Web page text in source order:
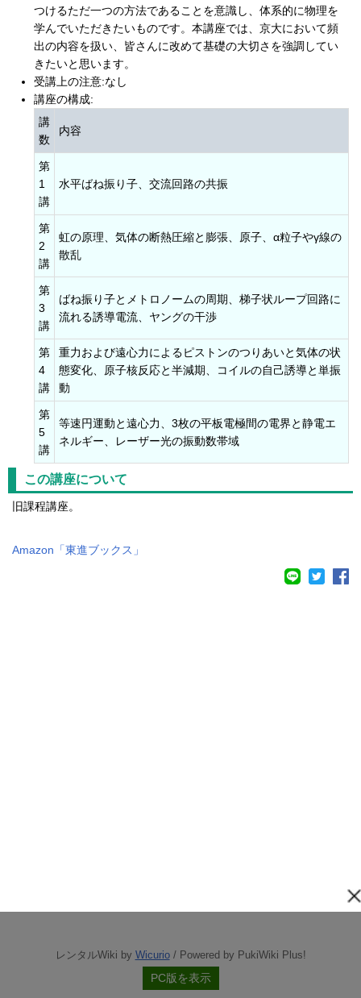
つけるただ一つの方法であることを意識し、体系的に物理を
学んでいただきたいものです。本講座では、京大において頻
出の内容を扱い、皆さんに改めて基礎の大切さを強調してい
きたいと思います。
受講上の注意:なし
講座の構成:
講
数
内容
第
1
講
水平ばね振り子、交流回路の共振
第
2
講
虹の原理、気体の断熱圧縮と膨張、原子、α粒子やγ線の
散乱
第
3
講
ばね振り子とメトロノームの周期、梯子状ループ回路に
流れる誘導電流、ヤングの干渉
第
4
講
重力および遠心力によるピストンのつりあいと気体の状
態変化、原子核反応と半減期、コイルの自己誘導と単振
動
第
5
講
等速円運動と遠心力、3枚の平板電極間の電界と静電エ
ネルギー、レーザー光の振動数帯域
この講座について
旧課程講座。
Amazon「東進ブックス 」
レンタルWiki by Wicurio/ Powered by PukiWiki Plus!
PC版を表示